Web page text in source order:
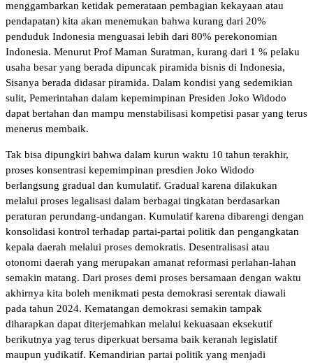
menggambarkan ketidak pemerataan pembagian kekayaan atau
pendapatan) kita akan menemukan bahwa kurang dari 20%
penduduk Indonesia menguasai lebih dari 80% perekonomian
Indonesia. Menurut Prof Maman Suratman, kurang dari 1 % pelaku
usaha besar yang berada dipuncak piramida bisnis di Indonesia,
Sisanya berada didasar piramida. Dalam kondisi yang sedemikian
sulit, Pemerintahan dalam kepemimpinan Presiden Joko Widodo
dapat bertahan dan mampu menstabilisasi kompetisi pasar yang terus
menerus membaik.
Tak bisa dipungkiri bahwa dalam kurun waktu 10 tahun terakhir,
proses konsentrasi kepemimpinan presdien Joko Widodo
berlangsung gradual dan kumulatif. Gradual karena dilakukan
melalui proses legalisasi dalam berbagai tingkatan berdasarkan
peraturan perundang-undangan. Kumulatif karena dibarengi dengan
konsolidasi kontrol terhadap partai-partai politik dan pengangkatan
kepala daerah melalui proses demokratis. Desentralisasi atau
otonomi daerah yang merupakan amanat reformasi perlahan-lahan
semakin matang. Dari proses demi proses bersamaan dengan waktu
akhirnya kita boleh menikmati pesta demokrasi serentak diawali
pada tahun 2024. Kematangan demokrasi semakin tampak
diharapkan dapat diterjemahkan melalui kekuasaan eksekutif
berikutnya yag terus diperkuat bersama baik keranah legislatif
maupun yudikatif. Kemandirian partai politik yang menjadi